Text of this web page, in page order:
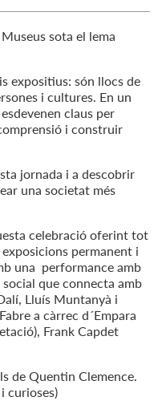
sota el lema
expositius: són llocs de
i cultures. En un
claus per
i construir
jornada i a descobrir
una societat més
celebració oferint tot
permanent i
una performance amb
que connecta amb
Lluís Muntanyà i
a càrrec d´Empara
Frank Capdet
de Quentin Clemence.
curioses)